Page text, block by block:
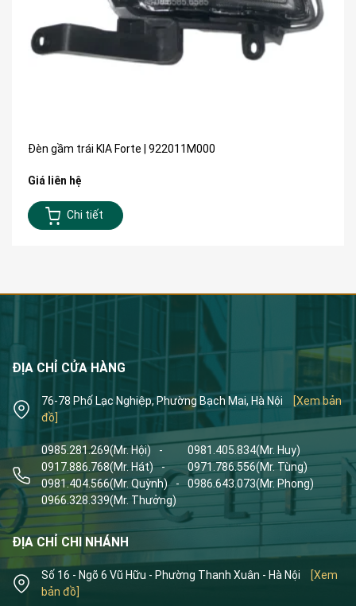
Đèn gầm trái KIA Forte | 922011M000
Giá liên hệ
Chi tiết
ĐỊA CHỈ CỬA HÀNG
76-78 Phố Lạc Nghiệp, Phường Bạch Mai, Hà Nội
[Xem bản
đồ]
0985.281.269(Mr. Hội) - 0981.405.834(Mr. Huy)
0917.886.768(Mr. Hát) - 0971.786.556(Mr. Tùng)
0981.404.566(Mr. Quỳnh) - 0986.643.073(Mr. Phong)
0966.328.339(Mr. Thưởng)
ĐỊA CHỈ CHI NHÁNH
Số 16 - Ngõ 6 Vũ Hữu - Phường Thanh Xuân - Hà Nội
[Xem
bản đồ]